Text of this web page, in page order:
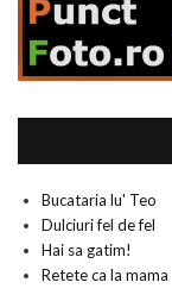
Bucataria lu' Teo
Dulciuri fel de fel
Hai sa gatim!
Retete ca la mama